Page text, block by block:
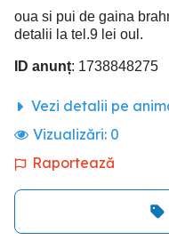
oua si pui de gaina
detalii la tel.9 lei oul.
ID anunț: 1738848275
Vezi detalii pe
Vizualizări: 0
Raportează